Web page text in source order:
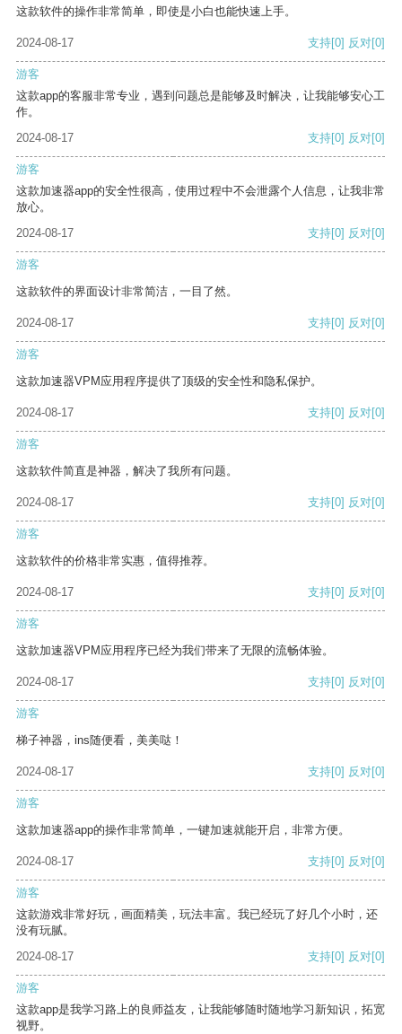
这款软件的操作非常简单，即使是小白也能快速上手。
2024-08-17 支持[0] 反对[0]
游客
这款app的客服非常专业，遇到问题总是能够及时解决，让我能够安心工
作。
2024-08-17
支持[0] 反对[0]
游客
这款加速器app的安全性很高，使用过程中不会泄露个人信息，让我非常
放心。
2024-08-17
支持[0] 反对[0]
游客
这款软件的界面设计非常简洁，一目了然。
2024-08-17 支持[0] 反对[0]
游客
这款加速器VPM应用程序提供了顶级的安全性和隐私保护。
2024-08-17 支持[0] 反对[0]
游客
这款软件简直是神器，解决了我所有问题。
2024-08-17 支持[0] 反对[0]
游客
这款软件的价格非常实惠，值得推荐。
2024-08-17 支持[0] 反对[0]
游客
这款加速器VPM应用程序已经为我们带来了无限的流畅体验。
2024-08-17 支持[0] 反对[0]
游客
梯子神器，ins随便看，美美哒！
2024-08-17 支持[0] 反对[0]
游客
这款加速器app的操作非常简单，一键加速就能开启，非常方便。
2024-08-17 支持[0] 反对[0]
游客
这款游戏非常好玩，画面精美，玩法丰富。我已经玩了好几个小时，还
没有玩腻。
2024-08-17
支持[0] 反对[0]
游客
这款app是我学习路上的良师益友，让我能够随时随地学习新知识，拓宽
视野。